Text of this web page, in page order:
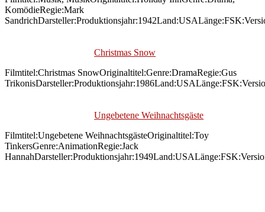
KomödieRegie:Mark
Christmas Snow
Filmtitel:Christmas SnowOriginaltitel:Genre:DramaRegie:Gus
Ungebetene Weihnachtsgäste
Filmtitel:Ungebetene WeihnachtsgästeOriginaltitel:Toy
TinkersGenre:AnimationRegie:Jack